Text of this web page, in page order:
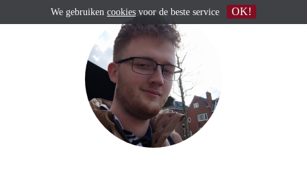
We gebruiken cookies voor de beste service OK!